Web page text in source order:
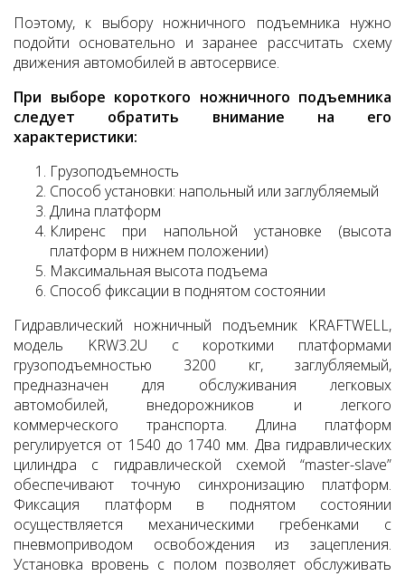
Поэтому, к выбору ножничного подъемника нужно
подойти основательно и заранее рассчитать схему
движения автомобилей в автосервисе.
При выборе короткого ножничного подъемника
следует обратить внимание на его
характеристики:
Грузоподъемность
Способ установки: напольный или заглубляемый
Длина платформ
Клиренс при напольной установке (высота
платформ в нижнем положении)
Максимальная высота подъема
Способ фиксации в поднятом состоянии
Гидравлический ножничный подъемник KRAFTWELL,
модель KRW3.2U с короткими платформами
грузоподъемностью 3200 кг, заглубляемый,
предназначен для обслуживания легковых
автомобилей, внедорожников и легкого
коммерческого транспорта. Длина платформ
регулируется от 1540 до 1740 мм. Два гидравлических
цилиндра с гидравлической схемой “master-slave”
обеспечивают точную синхронизацию платформ.
Фиксация платформ в поднятом состоянии
осуществляется механическими гребенками с
пневмоприводом освобождения из зацепления.
Установка вровень с полом позволяет обслуживать